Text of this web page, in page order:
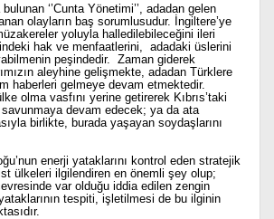
‘’Cunta Yönetimi’’, adadan gelen
olayların baş sorumlusudur. İngiltere’ye
yoluyla halledilebileceğini ileri
hak ve menfaatlerini, adadaki üslerini
peşindedir. Zaman giderek
aleyhine gelişmekte, adadan Türklere
haberleri gelmeye devam etmektedir.
olma vasfını yerine getirerek Kıbrıs’taki
savunmaya devam edecek; ya da ata
birlikte, burada yaşayan soydaşlarını
enerji yataklarını kontrol eden stratejik
ülkeleri ilgilendiren en önemli şey olup;
var olduğu iddia edilen zengin
tespiti, işletilmesi de bu ilginin